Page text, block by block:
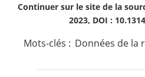
Continuer sur le site de la
2023, DOI :
Mots-clés : Données de la